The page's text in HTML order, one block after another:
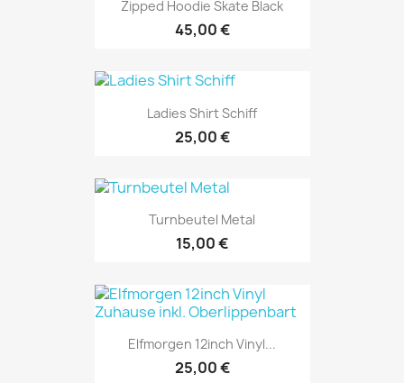
Zipped Hoodie Skate Black
45,00 €
Ladies Shirt Schiff
25,00 €
Turnbeutel Metal
15,00 €
Elfmorgen 12inch Vinyl...
25,00 €